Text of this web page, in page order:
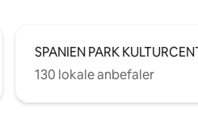
SPANIEN PARK
130 lokale anbefaler